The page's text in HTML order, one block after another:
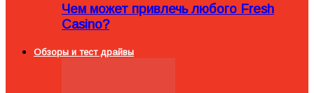
Чем может привлечь любого Fresh
Casino?
Обзоры и тест драйвы